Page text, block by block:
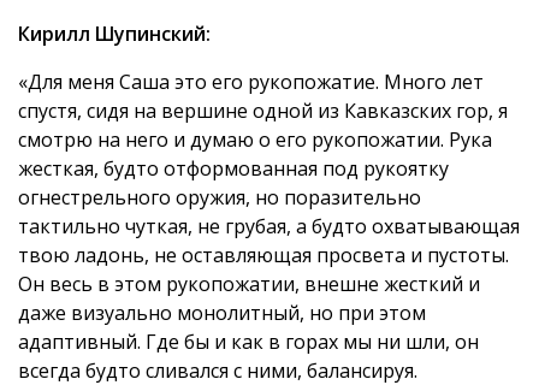
Кирилл Шупинский:
«Для меня Саша это его рукопожатие. Много лет
спустя, сидя на вершине одной из Кавказских гор, я
смотрю на него и думаю о его рукопожатии. Рука
жесткая, будто отформованная под рукоятку
огнестрельного оружия, но поразительно
тактильно чуткая, не грубая, а будто охватывающая
твою ладонь, не оставляющая просвета и пустоты.
Он весь в этом рукопожатии, внешне жесткий и
даже визуально монолитный, но при этом
адаптивный. Где бы и как в горах мы ни шли, он
всегда будто сливался с ними, балансируя.